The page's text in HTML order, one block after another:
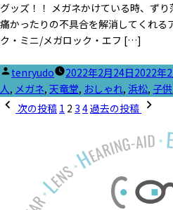
グッズ！！ メガネかけている時、ず
痛かったりの不具合を解消してくれる
ク・ミニ/メガロック・エフ […]
投
稿
者:
tenryudo 2022年2月24日2022年
人 , メガネ, 天竜堂, おしゃれ, 浜松, 子供
投 次の投稿 1 2 3 4過去の投稿